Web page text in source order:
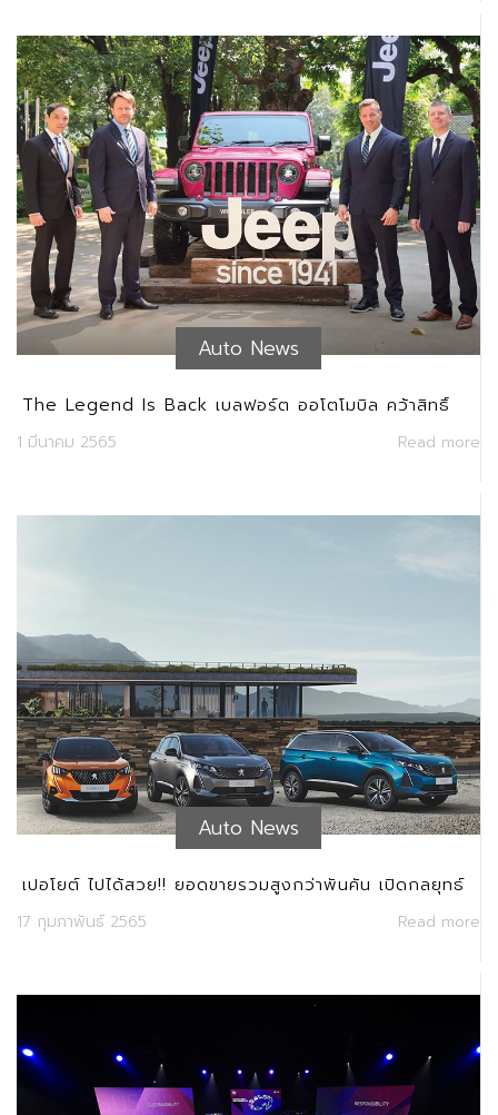
Auto News
The Legend Is Back เบลฟอร์ต ออโตโมบิล คว้าสิทธิ์
การเป็นผู้นำเข้า และจัดจำหน่ายรถยนต์ Jeep อย่างเป็น
1 มีนาคม 2565 Read more
Auto News
เปอโยต์ ไปได้สวย!! ยอดขายรวมสูงกว่าพันคัน เปิดกลยุทธ์
รุกตลาดปี 2022
17 กุมภาพันธ์ 2565 Read more